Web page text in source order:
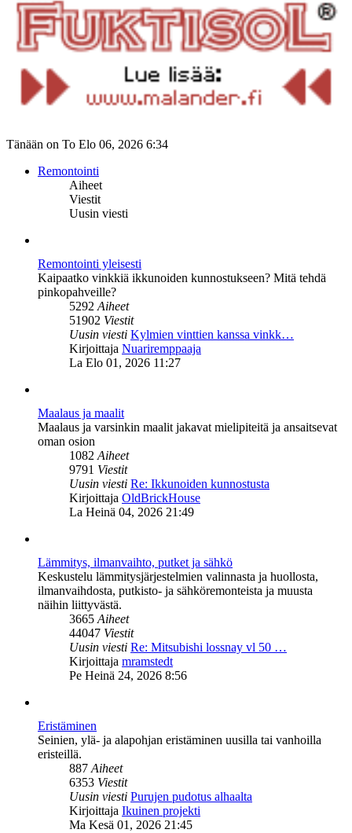
Tänään on To Elo 06, 2026 6:34
Remontointi
Aiheet
Viestit
Uusin viesti
Remontointi yleisesti
Kaipaatko vinkkiä ikkunoiden kunnostukseen? Mitä tehdä
pinkopahveille?
5292Aiheet
51902 Viestit
Uusin viesti Kylmien vinttien kanssa vinkk…
Kirjoittaja Nuariremppaaja
La Elo 01, 2026 11:27
Maalaus ja maalit
Maalaus ja varsinkin maalit jakavat mielipiteitä ja ansaitsevat
oman osion
1082Aiheet
9791 Viestit
Uusin viesti Re: Ikkunoiden kunnostusta
Kirjoittaja OldBrickHouseNäytä
La Heinä 04, 2026 21:49
Lämmitys, ilmanvaihto, putket ja sähkö
Keskustelu lämmitysjärjestelmien valinnasta ja huollosta,
ilmanvaihdosta, putkisto- ja sähköremonteista ja muusta
näihin liittyvästä.
3665Aiheet
44047 Viestit
Uusin viesti Re: Mitsubishi lossnay vl 50 …
Kirjoittaja mramstedtNäytä
uusin
Pe Heinä 24, 2026 8:56
Eristäminen
Seinien, ylä- ja alapohjan eristäminen uusilla tai vanhoilla
eristeillä.
887Aiheet
6353 Viestit
Uusin viesti Purujen pudotus alhaalta
Kirjoittaja Ikuinen projekti
Ma Kesä 01, 2026 21:45